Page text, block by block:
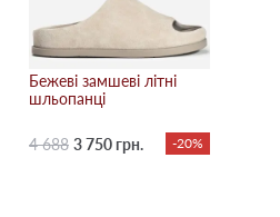
Бежевi замшеві літні
шльопанці
4 688 3 750 грн. -20%